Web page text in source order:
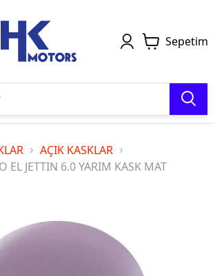
Sepetim
AÇIK KASKLAR
EL JETTIN 6.0 YARIM KASK MAT